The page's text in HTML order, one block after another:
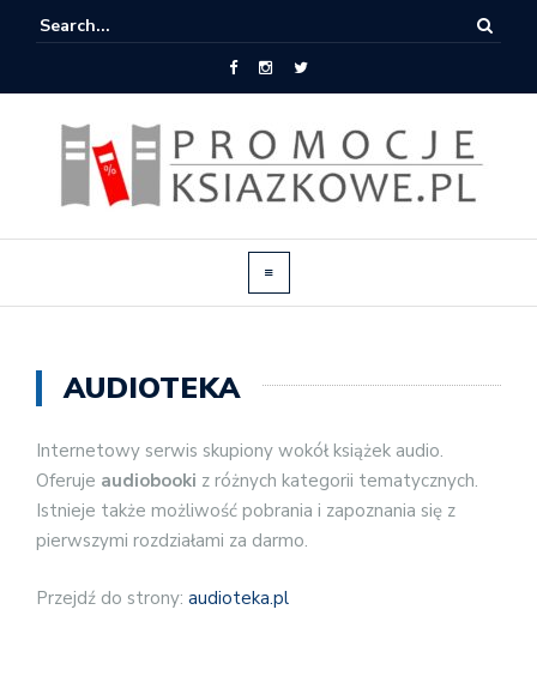
AUDIOTEKA
Internetowy serwis skupiony wokół książek audio.
Oferuje audiobooki z różnych kategorii tematycznych.
Istnieje także możliwość pobrania i zapoznania się z
pierwszymi rozdziałami za darmo.
Przejdź do strony: audioteka.pl